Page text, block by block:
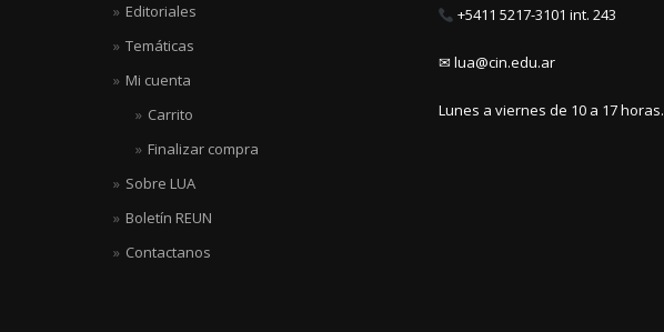
Editoriales
Temáticas
Mi cuenta
Carrito
Finalizar compra
Sobre LUA
Boletín REUN
Contactanos
+5411 5217-3101 int. 243
✉ lua@cin.edu.ar
Lunes a viernes de 10 a 17 horas.